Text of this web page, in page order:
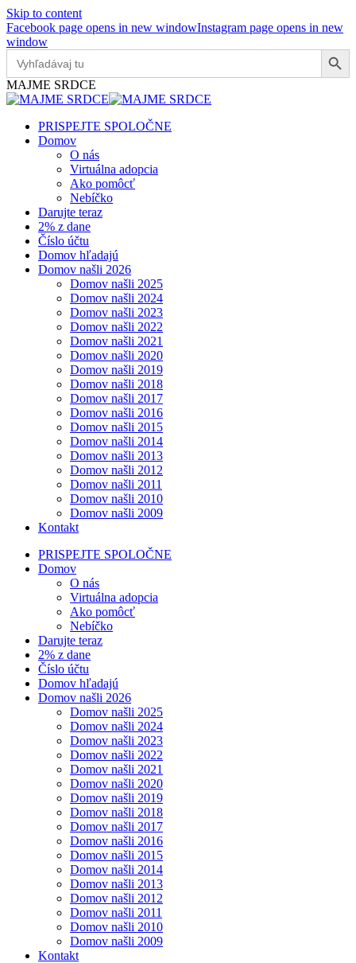
Skip to content
Facebook page opens in new windowInstagram page opens in new
window
Search
for:
Search Button
MAJME SRDCE
PRISPEJTE SPOLOČNE
Domov
O nás
Virtuálna adopcia
Ako pomôcť
Nebíčko
Darujte teraz
2% z dane
Číslo účtu
Domov hľadajú
Domov našli 2026
Domov našli 2025
Domov našli 2024
Domov našli 2023
Domov našli 2022
Domov našli 2021
Domov našli 2020
Domov našli 2019
Domov našli 2018
Domov našli 2017
Domov našli 2016
Domov našli 2015
Domov našli 2014
Domov našli 2013
Domov našli 2012
Domov našli 2011
Domov našli 2010
Domov našli 2009
Kontakt
PRISPEJTE SPOLOČNE
Domov
O nás
Virtuálna adopcia
Ako pomôcť
Nebíčko
Darujte teraz
2% z dane
Číslo účtu
Domov hľadajú
Domov našli 2026
Domov našli 2025
Domov našli 2024
Domov našli 2023
Domov našli 2022
Domov našli 2021
Domov našli 2020
Domov našli 2019
Domov našli 2018
Domov našli 2017
Domov našli 2016
Domov našli 2015
Domov našli 2014
Domov našli 2013
Domov našli 2012
Domov našli 2011
Domov našli 2010
Domov našli 2009
Kontakt